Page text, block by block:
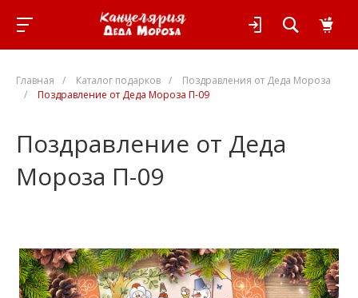
Главная / Каталог подарков /
Поздравления от Деда Мороза
/
Поздравление от Деда Мороза П-09
Поздравление от Деда
Мороза П-09